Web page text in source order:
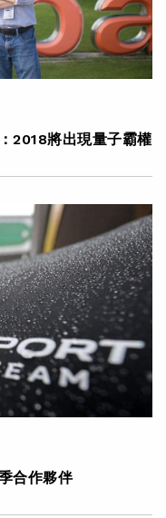
2018將出現量子霸權
合作夥伴